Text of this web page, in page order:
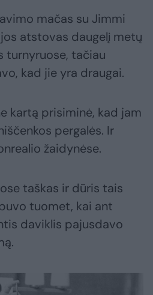
mačas su Jimmi
atstovas daugelį metų
turnyruose, tačiau
kad jie yra draugai.
kartą prisiminė, kad jam
pergalės. Ir
žaidynėse.
taškas ir dūris tais
tuomet, kai ant
daviklis pajusdavo